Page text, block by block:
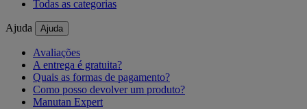
Todas as categorias
Ajuda Ajuda
Avaliações
A entrega é gratuita?
Quais as formas de pagamento?
Como posso devolver um produto?
Manutan Expert